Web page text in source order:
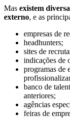
Mas existem
externo, e as
empresas de
headhunters;
sites de
indicações de
programas de
banco de
anteriores;
agências
feiras de